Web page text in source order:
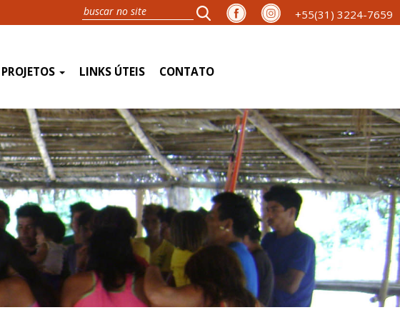
+55(31) 3224-7659
PROJETOS LINKS ÚTEIS CONTATO